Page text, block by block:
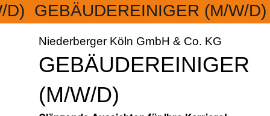
D) GEBÄUDEREINIGER (M/W/D)
Niederberger Köln GmbH & Co. KG
GEBÄUDEREINIGER
(M/W/D)